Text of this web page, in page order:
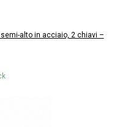
alto in acciaio, 2 chiavi –